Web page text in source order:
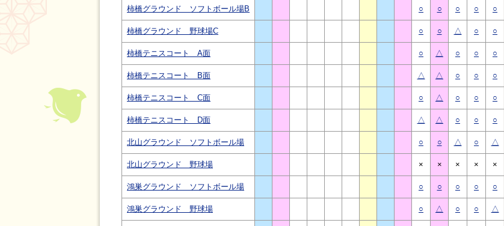
柿橋グラウンド ソフトボール場B ○ ○ ○ ○ ○
柿橋グラウンド 野球場C ○ ○ △ ○ ○
柿橋テニスコート A面 ○ △ ○ ○ ○
柿橋テニスコート B面 △ △ ○ ○ ○
柿橋テニスコート C面 ○ △ ○ ○ ○
柿橋テニスコート D面 △ △ ○ ○ ○
北山グラウンド ソフトボール場 ○ ○ △ ○ △
北山グラウンド 野球場 × × × × ×
鴻巣グラウンド ソフトボール場 ○ ○ ○ ○ ○
鴻巣グラウンド 野球場 ○ △ ○ ○ △